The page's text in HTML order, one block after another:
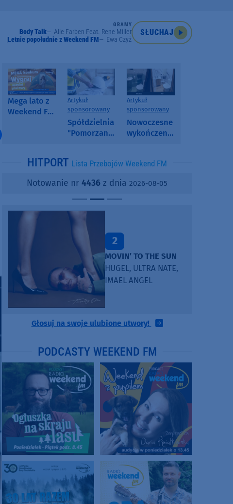
GRAMY
Body Talk
Alle Farben Feat. Rene Miller
Letnie popołudnie z Weekend FM
Ewa Czyż
SŁUCHAJ
Mega lato z
Weekend FM
Artykuł
sponsorowany
Spółdzielnia
"Pomorzanka"
informuje o
i ofertach
najmu
Artykuł
sponsorowany
Nowoczesne
wykończenia
SPC, WPC i
kamienny
HITPORT Lista Przebojów Weekend FM
Notowanie nr 4436 z dnia 2026-08-05
2
MOVIN’ TO THE SUN
HUGEL, ULTRA NATE,
IMAEL ANGEL
Głosuj na swoje ulubione utwory!
PODCASTY WEEKEND FM